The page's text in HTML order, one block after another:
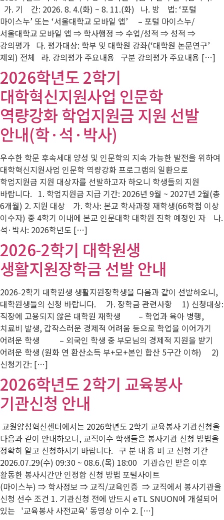
가. 기 간: 2026. 8. 4.(화) ~ 8. 11.(화) 나. 방 법: ‘포털
마이스누’ 또는 ‘서울대학교 모바일 앱’ – 포털 마이스누/
서울대학교 모바일 앱 ⇒ 학사행정 ⇒ 수업/성적 ⇒ 성적 ⇒
강의평가 다. 평가대상: 학부 및 대학원 강좌(‘대학원 논문연구’
제외) 전체 라. 강의평가 주요내용 구분 강의평가 주요내용 […]
2026학년도 2학기
대학혁신지원사업 인문학
역량강화 학업지원금 지원 선발
안내(학·석·박사)
우수한 학문 후속세대 양성 및 인문학의 지속 가능한 발전을 위하여
대학혁신지원사업 인문학 역량강화 프로그램의 일환으로
학업지원금 지원 대상자를 선발하고자 하오니 학생들의 지원
바랍니다. 1. 학업지원금 지급 기간: 2026년 9월 ~ 2027년 2월(총
6개월) 2. 지원 대상 가. 학사: 본교 학사과정 재학생(66학점 이상
이수자) 중 4학기 이내에 본교 인문대학 대학원 진학 예정인 자 나.
석·박사: 2026학년도 […]
2026-2학기 대학원생
생활지원장학금 선발 안내
2026-2학기 대학원생 생활지원장학생을 다음과 같이 선발하오니,
대학원생들의 신청 바랍니다. 가. 장학금 관련사항 1) 신청대상:
직장에 고용되지 않은 대학원 재학생 – 학업과 육아 병행,
치료비 발생, 갑작스러운 경제적 어려움 등으로 학업을 이어가기
어려운 학생 – 외국인 학생 중 부모님의 경제적 지원을 받기
어려운 학생 (원화 연 환산소득 부+모+본인 합산 5구간 이하) 2)
신청기간: […]
2026학년도 2학기 교육봉사
기관신청 안내
교원양성혁신센터에서는 2026학년도 2학기 교육봉사 기관신청을
다음과 같이 안내하오니, 교직이수 학생들은 봉사기관 신청 방법을
정확히 알고 신청하시기 바랍니다. 구 분 내 용 비 고 신청 기간
2026.07.29(수) 09:30 ~ 08.6.(목) 18:00 기관승인 받은 이후
활동한 봉사시간만 인정함 신청 방법 포털사이트
(마이스누) ⇒ 학사정보 ⇒ 교직/교육인증 ⇒ 교직에서 봉사기관을
신청 선수 조건 1. 기관신청 전에 반드시 eTL SNUON에 개설되어
있는 '교육봉사 사전교육' 동영상 이수 2. […]